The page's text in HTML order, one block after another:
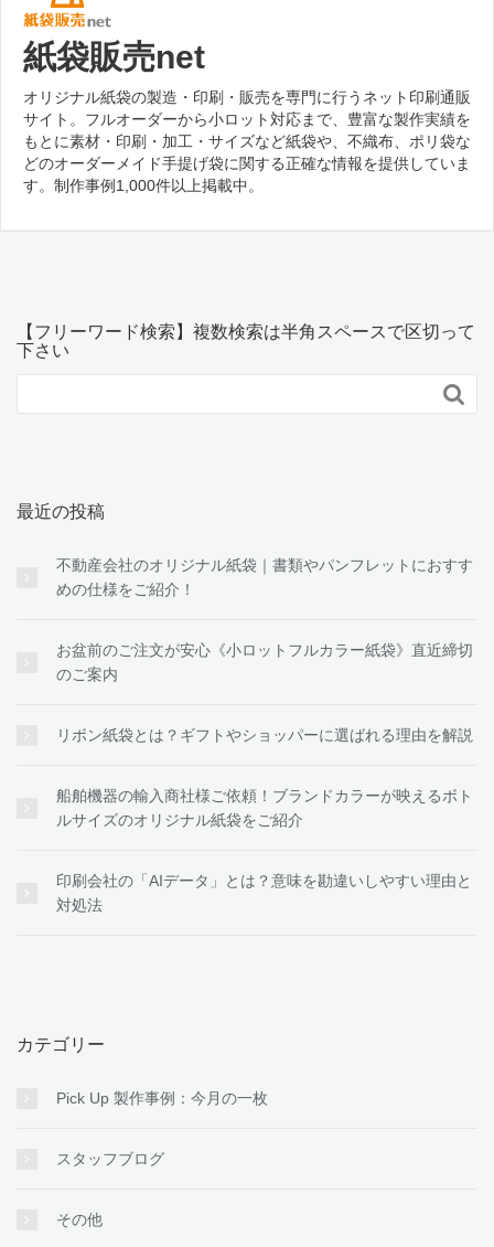
紙袋販売net
オリジナル紙袋の製造・印刷・販売を専門に行うネット印刷通販
サイト。フルオーダーから小ロット対応まで、豊富な製作実績を
もとに素材・印刷・加工・サイズなど紙袋や、不織布、ポリ袋な
どのオーダーメイド手提げ袋に関する正確な情報を提供していま
す。制作事例1,000件以上掲載中。
【フリーワード検索】複数検索は半角スペースで区切って
下さい

最近の投稿
不動産会社のオリジナル紙袋｜書類やパンフレットにおすす
めの仕様をご紹介！
お盆前のご注文が安心《小ロットフルカラー紙袋》直近締切
のご案内
リボン紙袋とは？ギフトやショッパーに選ばれる理由を解説
船舶機器の輸入商社様ご依頼！ブランドカラーが映えるボト
ルサイズのオリジナル紙袋をご紹介
印刷会社の「AIデータ」とは？意味を勘違いしやすい理由と
対処法
カテゴリー
Pick Up 製作事例：今月の一枚
スタッフブログ
その他